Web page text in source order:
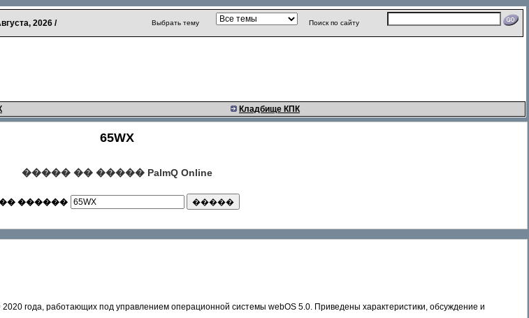
2026 / Выбрать тему Поиск по сайту
Кладбище КПК
65WX
����� �� ����� PalmQ Online
������
года, работающих под управлением операционной системы webOS 5.0. Приведены характеристики, обсуждение и